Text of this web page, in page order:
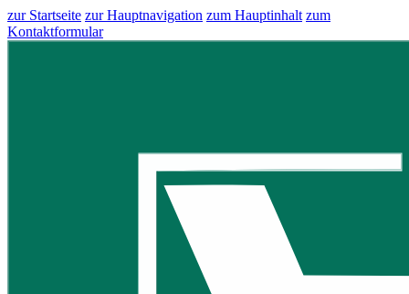
zur Startseite zur Hauptnavigation zum Hauptinhalt zum
Kontaktformular